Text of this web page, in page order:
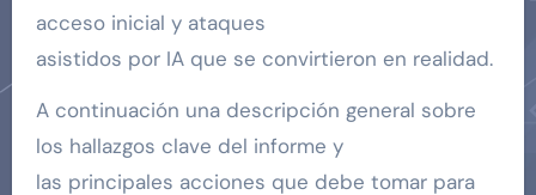
acceso inicial y ataques
asistidos por IA que se convirtieron en realidad.
A continuación una descripción general sobre
los hallazgos clave del informe y
las principales acciones que debe tomar para